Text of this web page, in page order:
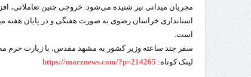
مجریان میدانی نیز شنیده می‌شود. خروجی چنین تعاملاتی،
استانداری خراسان رضوی به صورت هفتگی و در پایان
است.
سفر چند ساعته وزیر کشور به مشهد مقدس، با زیارت حرم
لینک کوتاه: https://marznews.com/?p=214265